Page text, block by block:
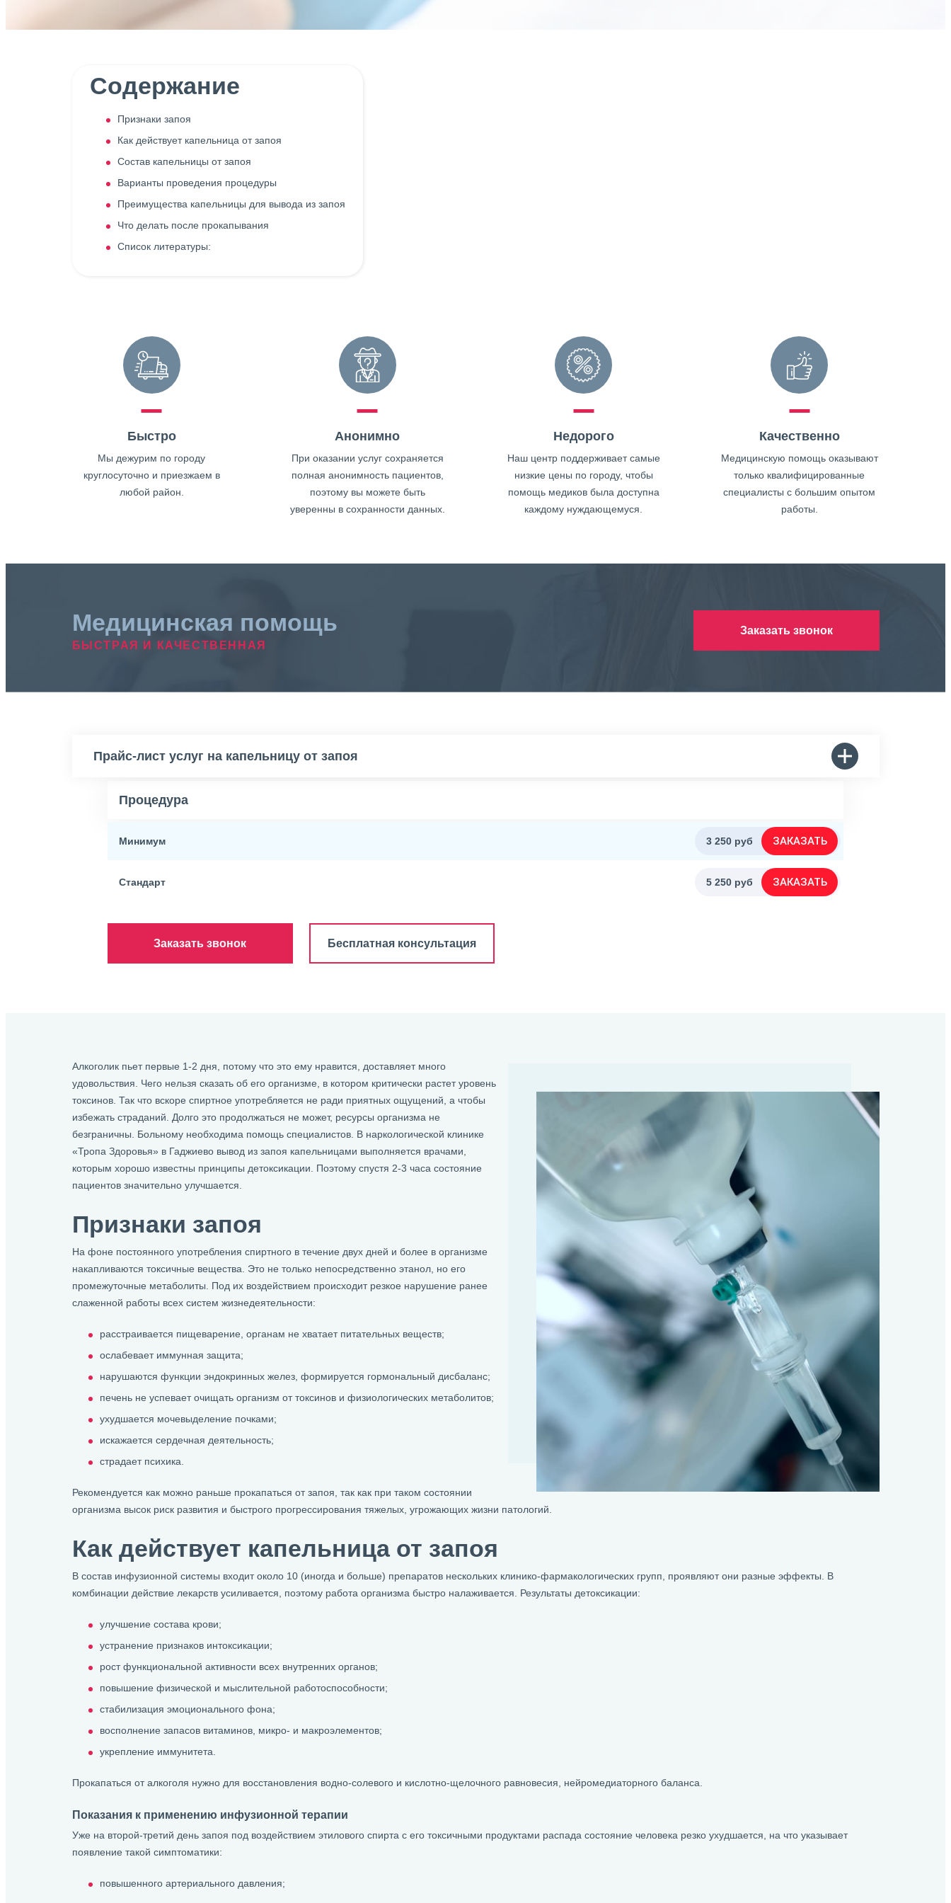
Содержание
Признаки запоя
Как действует капельница от запоя
Состав капельницы от запоя
Варианты проведения процедуры
Преимущества капельницы для вывода из запоя
Что делать после прокапывания
Список литературы:
Быстро
Мы дежурим по городу
круглосуточно и приезжаем в
любой район.
Анонимно
При оказании услуг сохраняется
полная анонимность пациентов,
поэтому вы можете быть
уверенны в сохранности данных.
Недорого
Наш центр поддерживает самые
низкие цены по городу, чтобы
помощь медиков была доступна
каждому нуждающемуся.
Качественно
Медицинскую помощь оказывают
только квалифицированные
специалисты с большим опытом
работы.
Медицинская помощь
БЫСТРАЯ И КАЧЕСТВЕННАЯ
Заказать звонок
Прайс-лист услуг на капельницу от запоя
Процедура
Минимум 3 250 руб ЗАКАЗАТЬ
Стандарт 5 250 руб ЗАКАЗАТЬ
Заказать звонок Бесплатная консультация
Алкоголик пьет первые 1-2 дня, потому что это ему нравится, доставляет много
удовольствия. Чего нельзя сказать об его организме, в котором критически растет уровень
токсинов. Так что вскоре спиртное употребляется не ради приятных ощущений, а чтобы
избежать страданий. Долго это продолжаться не может, ресурсы организма не
безграничны. Больному необходима помощь специалистов. В наркологической клинике
«Тропа Здоровья» в Гаджиево вывод из запоя капельницами выполняется врачами,
которым хорошо известны принципы детоксикации. Поэтому спустя 2-3 часа состояние
пациентов значительно улучшается.
Признаки запоя
На фоне постоянного употребления спиртного в течение двух дней и более в организме
накапливаются токсичные вещества. Это не только непосредственно этанол, но его
промежуточные метаболиты. Под их воздействием происходит резкое нарушение ранее
слаженной работы всех систем жизнедеятельности:
расстраивается пищеварение, органам не хватает питательных веществ;
ослабевает иммунная защита;
нарушаются функции эндокринных желез, формируется гормональный дисбаланс;
печень не успевает очищать организм от токсинов и физиологических метаболитов;
ухудшается мочевыделение почками;
искажается сердечная деятельность;
страдает психика.
Рекомендуется как можно раньше прокапаться от запоя, так как при таком состоянии
организма высок риск развития и быстрого прогрессирования тяжелых, угрожающих жизни патологий.
Как действует капельница от запоя
В состав инфузионной системы входит около 10 (иногда и больше) препаратов нескольких клинико-фармакологических групп, проявляют они разные эффекты. В
комбинации действие лекарств усиливается, поэтому работа организма быстро налаживается. Результаты детоксикации:
улучшение состава крови;
устранение признаков интоксикации;
рост функциональной активности всех внутренних органов;
повышение физической и мыслительной работоспособности;
стабилизация эмоционального фона;
восполнение запасов витаминов, микро- и макроэлементов;
укрепление иммунитета.
Прокапаться от алкоголя нужно для восстановления водно-солевого и кислотно-щелочного равновесия, нейромедиаторного баланса.
Показания к применению инфузионной терапии
Уже на второй-третий день запоя под воздействием этилового спирта с его токсичными продуктами распада состояние человека резко ухудшается, на что указывает
появление такой симптоматики:
повышенного артериального давления;